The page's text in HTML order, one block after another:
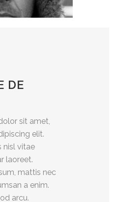
DE
sit amet,
elit.
nisl vitae
laoreet.
mattis nec
a enim.
arcu.